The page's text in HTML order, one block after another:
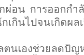
ผ่อน การออกกำ
เกินไปจนเกิดผล
องช่วยลดปัญห